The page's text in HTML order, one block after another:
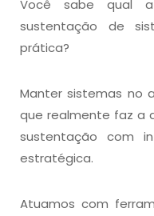
Você sabe qual
sustentação de
prática?
Manter sistemas no
que realmente faz a
sustentação com
estratégica.
Atuamos com